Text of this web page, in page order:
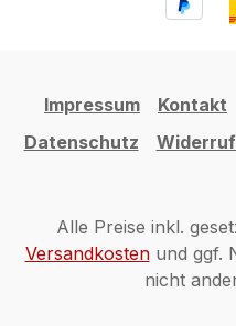
Impressum Kontakt
Datenschutz
Alle Preise inkl.
Versandkostenund ggf.
nicht